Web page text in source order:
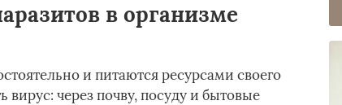
в организме
и питаются ресурсами своего
вирус: через почву, посуду и бытовые